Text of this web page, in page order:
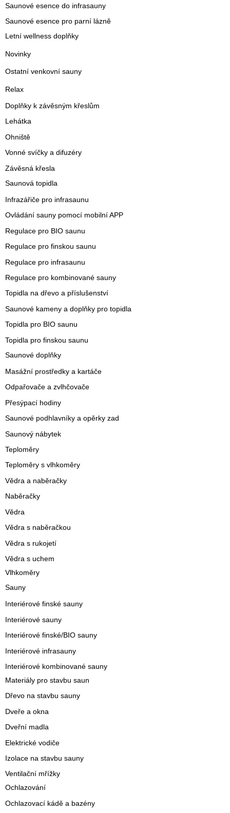
Saunové esence do infrasauny
Saunové esence pro parní lázně
Letní wellness doplňky
Novinky
Ostatní venkovní sauny
Relax
Doplňky k závěsným křeslům
Lehátka
Ohniště
Vonné svíčky a difuzéry
Závěsná křesla
Saunová topidla
Infrazářiče pro infrasaunu
Ovládání sauny pomocí mobilní APP
Regulace pro BIO saunu
Regulace pro finskou saunu
Regulace pro infrasaunu
Regulace pro kombinované sauny
Topidla na dřevo a příslušenství
Saunové kameny a doplňky pro topidla
Topidla pro BIO saunu
Topidla pro finskou saunu
Saunové doplňky
Masážní prostředky a kartáče
Odpařovače a zvlhčovače
Přesýpací hodiny
Saunové podhlavníky a opěrky zad
Saunový nábytek
Teploměry
Teploměry s vlhkoměry
Vědra a naběračky
Naběračky
Vědra
Vědra s naběračkou
Vědra s rukojetí
Vědra s uchem
Vlhkoměry
Sauny
Interiérové finské sauny
Interiérové sauny
Interiérové finské/BIO sauny
Interiérové infrasauny
Interiérové kombinované sauny
Materiály pro stavbu saun
Dřevo na stavbu sauny
Dveře a okna
Dveřní madla
Elektrické vodiče
Izolace na stavbu sauny
Ventilační mřížky
Ochlazování
Ochlazovací kádě a bazény